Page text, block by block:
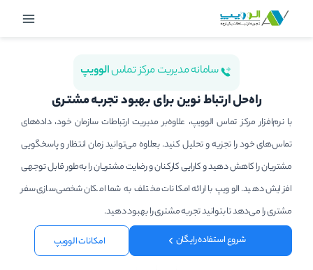
Main
سامانه مدیریت مرکز تماسالوویپ
راه‌حل ارتباط نوین برای بهبود تجربه مشتـری
با نرم‌افزار مرکز تماس الوویپ، علاوه‌بر مدیریت ارتباطات سازمان خود، داده‌های
تماس‌های خود را تجزیه و تحلیل کنید. بعلاوه می‌توانید زمان انتظار و پاسخگویی
مشتریان را کاهش دهید و کارایی کارکنان و رضایت مشتریان را به‌طور قابل توجهی
افزایش دهید. الوویپ با ارائه امکانات مختلف به شما امکان شخصی‌سازی سفر
مشتری را می‌دهد تا بتوانید تجربه مشتری را بهبود دهید.
شروع استفاده رایگان
امکانات الوویپ